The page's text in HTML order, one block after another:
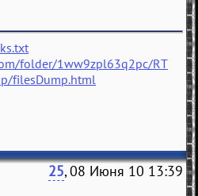
folder/1ww9zpl63q2pc/RT
filesDump.html
25, 08 Июня 10 13:39